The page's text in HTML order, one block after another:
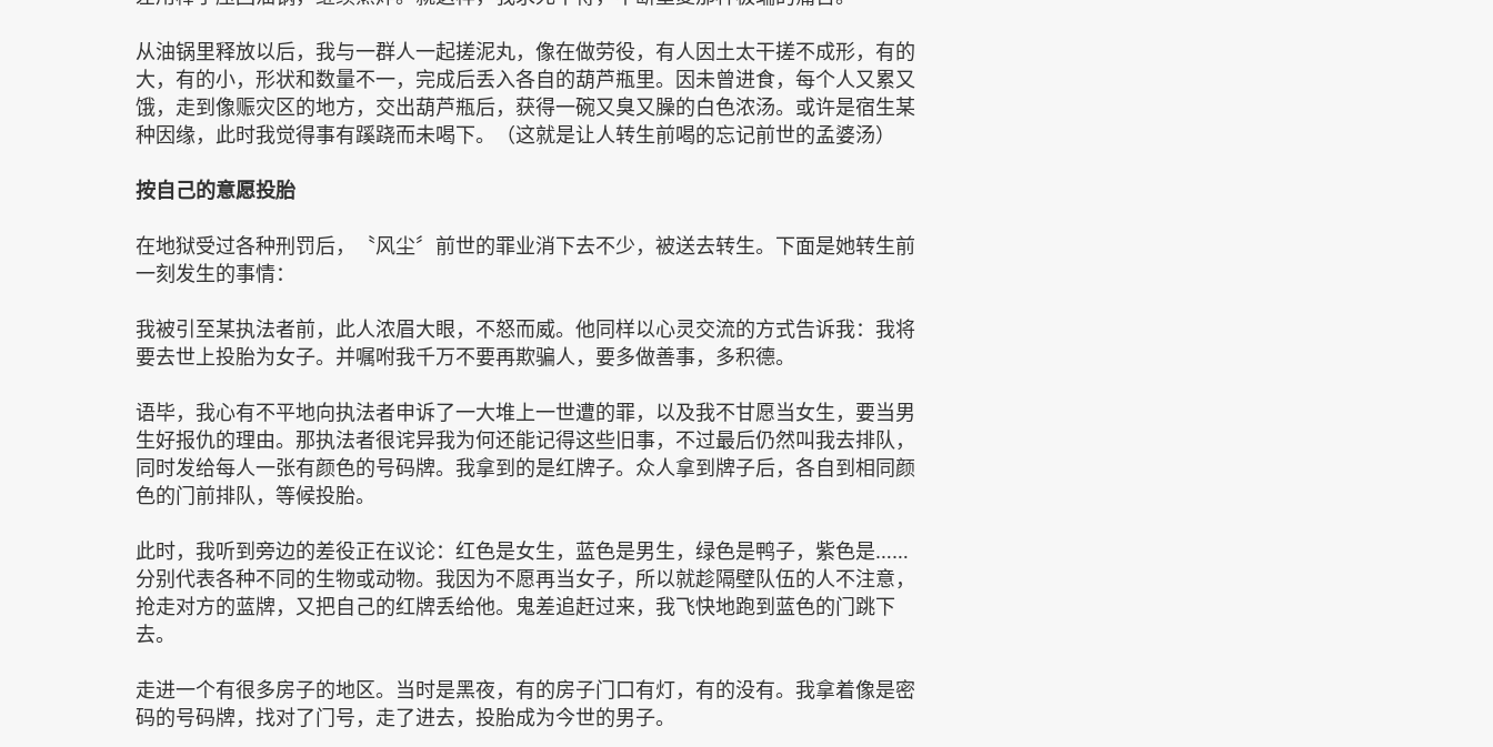
从油锅里释放以后，我与一群人一起搓泥丸，像在做劳役，有人因土太干搓不成形，有的
大，有的小，形状和数量不一，完成后丢入各自的葫芦瓶里。因未曾进食，每个人又累又
饿，走到像赈灾区的地方，交出葫芦瓶后，获得一碗又臭又臊的白色浓汤。或许是宿生某
种因缘，此时我觉得事有蹊跷而未喝下。（这就是让人转生前喝的忘记前世的孟婆汤）
按自己的意愿投胎
在地狱受过各种刑罚后，〝风尘〞前世的罪业消下去不少，被送去转生。下面是她转生前
一刻发生的事情：
我被引至某执法者前，此人浓眉大眼，不怒而威。他同样以心灵交流的方式告诉我：我将
要去世上投胎为女子。并嘱咐我千万不要再欺骗人，要多做善事，多积德。
语毕，我心有不平地向执法者申诉了一大堆上一世遭的罪，以及我不甘愿当女生，要当男
生好报仇的理由。那执法者很诧异我为何还能记得这些旧事，不过最后仍然叫我去排队，
同时发给每人一张有颜色的号码牌。我拿到的是红牌子。众人拿到牌子后，各自到相同颜
色的门前排队，等候投胎。
此时，我听到旁边的差役正在议论：红色是女生，蓝色是男生，绿色是鸭子，紫色是……
分别代表各种不同的生物或动物。我因为不愿再当女子，所以就趁隔壁队伍的人不注意，
抢走对方的蓝牌，又把自己的红牌丢给他。鬼差追赶过来，我飞快地跑到蓝色的门跳下
去。
走进一个有很多房子的地区。当时是黑夜，有的房子门口有灯，有的没有。我拿着像是密
码的号码牌，找对了门号，走了进去，投胎成为今世的男子。